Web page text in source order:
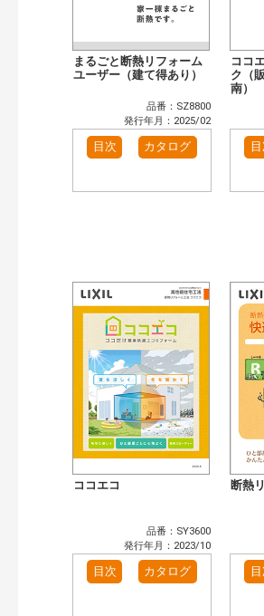
インテリア建材（10）
エクステリ
キッチン（5）
浴室（12）
トイレ（3）
小型電気温水器（1）
水栓金具（3）
太陽光発電・屋根・外壁（5）
高性能住宅
発行年で検索
まるごと断熱リフォーム
ユーザー（建て得あり）
品番：SZ8800
発行年月：2025/02
目次 カタログ
ココ
ク（
南）
ココエコ
品番：SY3600
発行年月：2023/10
目次 カタログ
断熱